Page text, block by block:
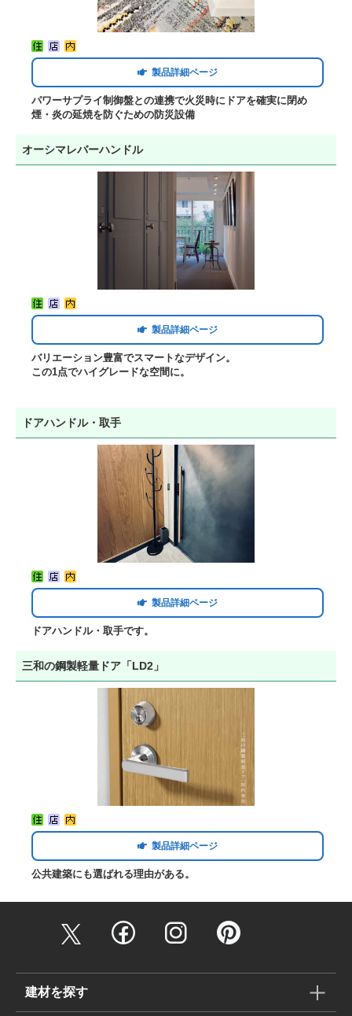
製品詳細ページ
パワーサプライ制御盤との連携で火災時にドアを確実に閉め
煙・炎の延焼を防ぐための防災設備
オーシマレバーハンドル
製品詳細ページ
バリエーション豊富でスマートなデザイン。
この1点でハイグレードな空間に。
ドアハンドル・取手
製品詳細ページ
ドアハンドル・取手です。
三和の鋼製軽量ドア「LD2」
製品詳細ページ
公共建築にも選ばれる理由がある。
建材を探す